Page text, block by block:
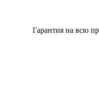
Гарантия на всю